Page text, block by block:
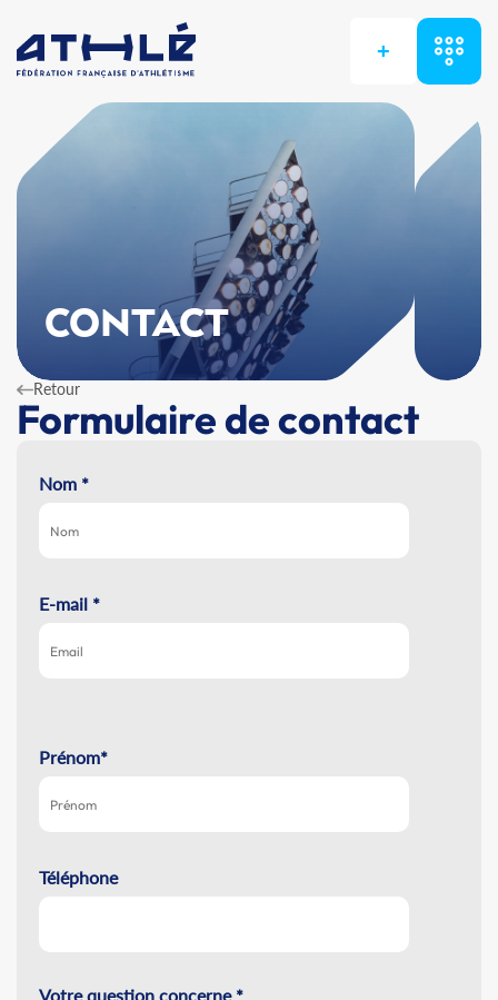
+
CONTACT
Retour
Formulaire de contact
Nom *
E-mail *
Prénom*
Téléphone
Votre question concerne *